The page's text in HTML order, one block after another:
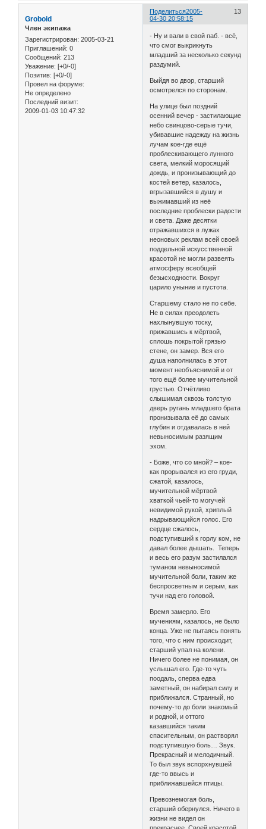
Поделиться 13
2005-
04-30 20:58:15
Groboid
Член экипажа
Зарегистрирован: 2005-03-21
Приглашений: 0
Сообщений: 213
Уважение: [+0/-0]
Позитив: [+0/-0]
Провел на форуме:
Не определено
Последний визит:
2009-01-03 10:47:32
- Ну и вали в свой паб. - всё,
что смог выкрикнуть
младший за несколько секунд
раздумий.
Выйдя во двор, старший
осмотрелся по сторонам.
На улице был поздний
осенний вечер - застилающие
небо свинцово-серые тучи,
убивавшие надежду на жизнь
лучам кое-где ещё
проблескивающего лунного
света, мелкий моросящий
дождь, и пронизывающий до
костей ветер, казалось,
вгрызавшийся в душу и
выжимавший из неё
последние проблески радости
и света. Даже десятки
отражавшихся в лужах
неоновых реклам всей своей
поддельной искусственной
красотой не могли развеять
атмосферу всеобщей
безысходности. Вокруг
царило уныние и пустота.
Старшему стало не по себе.
Не в силах преодолеть
нахлынувшую тоску,
прижавшись к мёртвой,
сплошь покрытой грязью
стене, он замер. Вся его
душа наполнилась в этот
момент необъяснимой и от
того ещё более мучительной
грустью. Отчётливо
слышимая сквозь толстую
дверь ругань младшего брата
пронизывала её до самых
глубин и отдавалась в ней
невыносимым разящим
эхом.
- Боже, что со мной? – кое-
как прорывался из его груди,
сжатой, казалось,
мучительной мёртвой
хваткой чьей-то могучей
невидимой рукой, хриплый
надрывающийся голос. Его
сердце сжалось,
подступивший к горлу ком, не
давал более дышать. Теперь
и весь его разум застилался
туманом невыносимой
мучительной боли, таким же
беспросветным и серым, как
тучи над его головой.
Время замерло. Его
мучениям, казалось, не было
конца. Уже не пытаясь понять
того, что с ним происходит,
старший упал на колени.
Ничего более не понимая, он
услышал его. Где-то чуть
поодаль, сперва едва
заметный, он набирал силу и
приближался. Странный, но
почему-то до боли знакомый
и родной, и оттого
казавшийся таким
спасительным, он растворял
подступившую боль… Звук.
Прекрасный и мелодичный.
То был звук вспорхнувшей
где-то ввысь и
приближавшейся птицы.
Превознемогая боль,
старший обернулся. Ничего в
жизни не видел он